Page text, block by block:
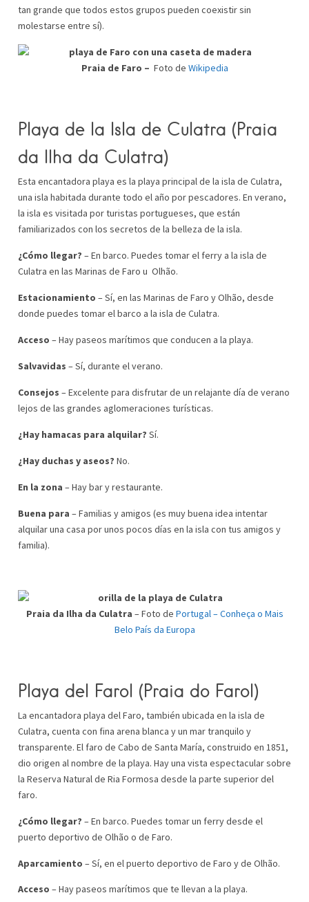
tan grande que todos estos grupos pueden coexistir sin
molestarse entre sí).
Praia de Faro – Foto de Wikipedia
Playa de la Isla de Culatra (Praia
da Ilha da Culatra)
Esta encantadora playa es la playa principal de la isla de Culatra,
una isla habitada durante todo el año por pescadores. En verano,
la isla es visitada por turistas portugueses, que están
familiarizados con los secretos de la belleza de la isla.
¿Cómo llegar? – En barco. Puedes tomar el ferry a la isla de
Culatra en las Marinas de Faro u Olhão.
Estacionamiento – Sí, en las Marinas de Faro y Olhão, desde
donde puedes tomar el barco a la isla de Culatra.
Acceso – Hay paseos marítimos que conducen a la playa.
Salvavidas – Sí, durante el verano.
Consejos – Excelente para disfrutar de un relajante día de verano
lejos de las grandes aglomeraciones turísticas.
¿Hay hamacas para alquilar? Sí.
¿Hay duchas y aseos? No.
En la zona – Hay bar y restaurante.
Buena para – Familias y amigos (es muy buena idea intentar
alquilar una casa por unos pocos días en la isla con tus amigos y
familia).
Praia da Ilha da Culatra – Foto de Portugal – Conheça o Mais
Belo País da Europa
Playa del Farol (Praia do Farol)
La encantadora playa del Faro, también ubicada en la isla de
Culatra, cuenta con fina arena blanca y un mar tranquilo y
transparente. El faro de Cabo de Santa María, construido en 1851,
dio origen al nombre de la playa. Hay una vista espectacular sobre
la Reserva Natural de Ria Formosa desde la parte superior del
faro.
¿Cómo llegar? – En barco. Puedes tomar un ferry desde el
puerto deportivo de Olhão o de Faro.
Aparcamiento – Sí, en el puerto deportivo de Faro y de Olhão.
Acceso – Hay paseos marítimos que te llevan a la playa.